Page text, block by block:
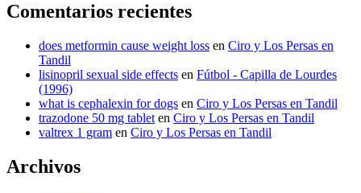
Comentarios recientes
does metformin cause weight loss en Ciro y Los Persas en
Tandil
lisinopril sexual side effects en Fútbol - Capilla de Lourdes
(1996)
what is cephalexin for dogs en Ciro y Los Persas en Tandil
trazodone 50 mg tablet en Ciro y Los Persas en Tandil
valtrex 1 gram en Ciro y Los Persas en Tandil
Archivos